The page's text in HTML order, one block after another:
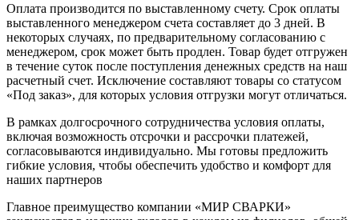
Оплата производится по выставленному счету. Срок оплаты
выставленного менеджером счета составляет до 3 дней. В
некоторых случаях, по предварительному согласованию с
менеджером, срок может быть продлен. Товар будет отгружен
в течение суток после поступления денежных средств на наш
расчетный счет. Исключение составляют товары со статусом
«Под заказ», для которых условия отгрузки могут отличаться.
В рамках долгосрочного сотрудничества условия оплаты,
включая возможность отсрочки и рассрочки платежей,
согласовываются индивидуально. Мы готовы предложить
гибкие условия, чтобы обеспечить удобство и комфорт для
наших партнеров
Главное преимущество компании «МИР СВАРКИ»